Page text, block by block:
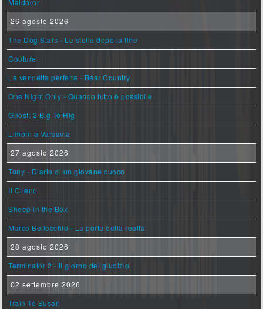
Maldoror
26 agosto 2026
The Dog Stars - Le stelle dopo la fine
Couture
La vendetta perfetta - Bear Country
One Night Only - Quando tutto è possibile
Ghost: 2 Big To Rig
Limoni a Varsavia
27 agosto 2026
Tony - Diario di un giovane cuoco
Il Cileno
Sheep in the Box
Marco Bellocchio - La porta della realtà
28 agosto 2026
Terminator 2 - Il giorno del giudizio
02 settembre 2026
Train To Busan